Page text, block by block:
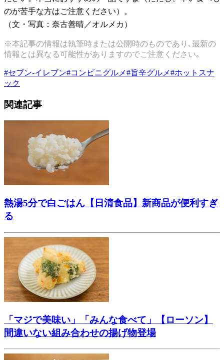
のが苦手な方はご注意ください）。
（文・写真：奈古善晴／オルメカ）
※本記事の情報は執筆時または公開時のものであり､最新の
情報とは異なる可能性がありますのでご注意ください｡
#セブン-イレブン#コンビニグルメ#旨辛グルメ#ホットスナ
ック
関連記事
熱湯5分で白ごはん【日清食品】新商品が便利すぎ
る
「マジで美味い」「みんな食べて」【ローソン】
間違いない組み合わせの揚げ物登場